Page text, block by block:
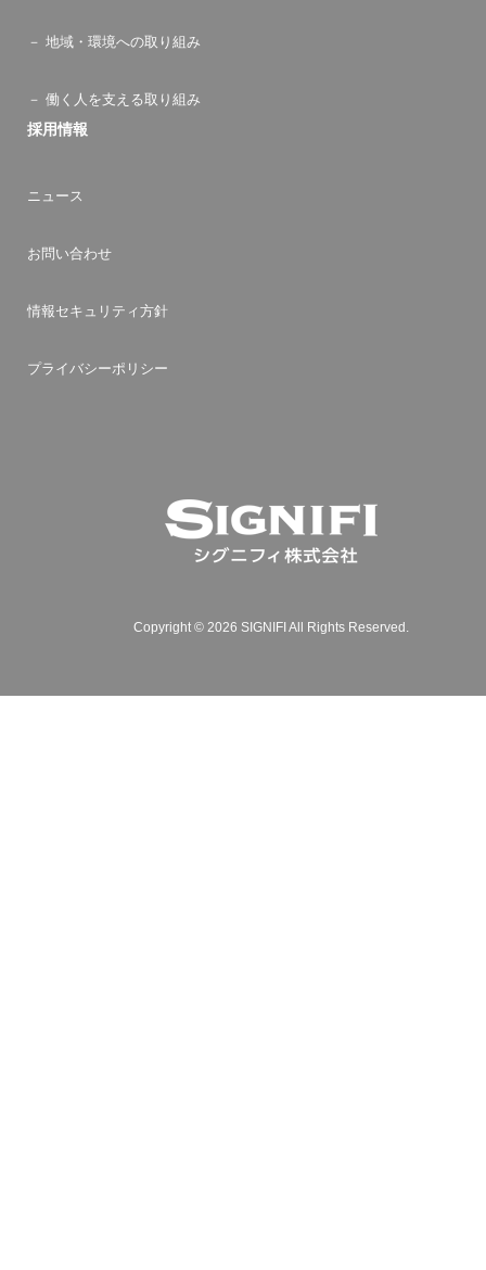
地域・環境への取り組み
働く人を支える取り組み
採用情報
ニュース
お問い合わせ
情報セキュリティ方針
プライバシーポリシー
Copyright © 2026 SIGNIFI All Rights Reserved.